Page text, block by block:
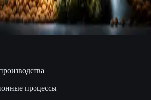
процессы